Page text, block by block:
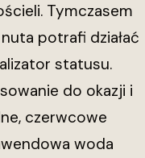
Tymczasem
potrafi działać
statusu.
do okazji i
czerwcowe
woda